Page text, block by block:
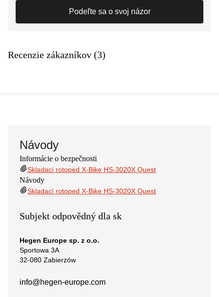
Podeľte sa o svoj názor
Recenzie zákazníkov (3)
Návody
Informácie o bezpečnosti
Skladací rotoped X-Bike HS-3020X Quest
Návody
Skladací rotoped X-Bike HS-3020X Quest
Subjekt odpovědný dla sk
Hegen Europe sp. z o.o.
Sportowa 3A
32-080 Zabierzów
info@hegen-europe.com